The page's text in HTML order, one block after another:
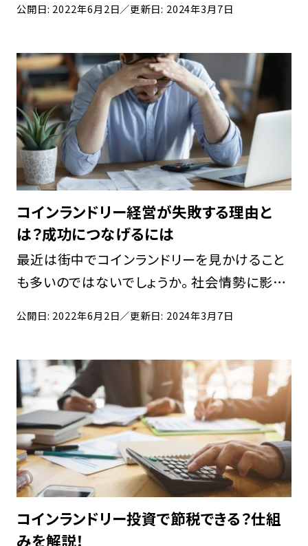
ランドリーの店舗も右肩上がりで増えています。
不要で […]
公開日: 2022年6月2日／更新日: 2024年3月7日
コインランドリー経営が失敗する理由と
は？成功につなげるには
最近は街中でコインランドリーを見かけること
も多いのではないでしょうか。 社会情勢に影響
ンドリーの経営に魅力を感じる方が増えてきて
るこ […]
公開日: 2022年6月2日／更新日: 2024年3月7日
コインランドリー投資で節税できる？仕組
みを解説！